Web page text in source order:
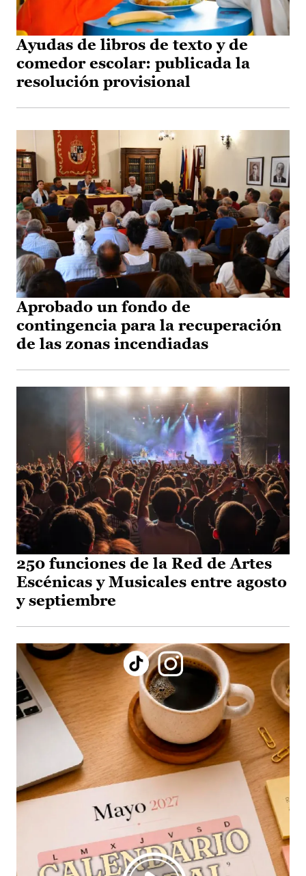
Ayudas de libros de texto y de
comedor escolar: publicada la
resolución provisional
Aprobado un fondo de
contingencia para la recuperación
de las zonas incendiadas
250 funciones de la Red de Artes
Escénicas y Musicales entre agosto
y septiembre